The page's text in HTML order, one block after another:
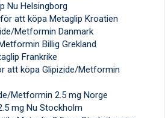
Nu Helsingborg
att köpa Metaglip Kroatien
Metformin Danmark
Billig Grekland
Frankrike
att köpa Glipizide/Metformin
Metformin 2.5 mg Norge
mg Nu Stockholm